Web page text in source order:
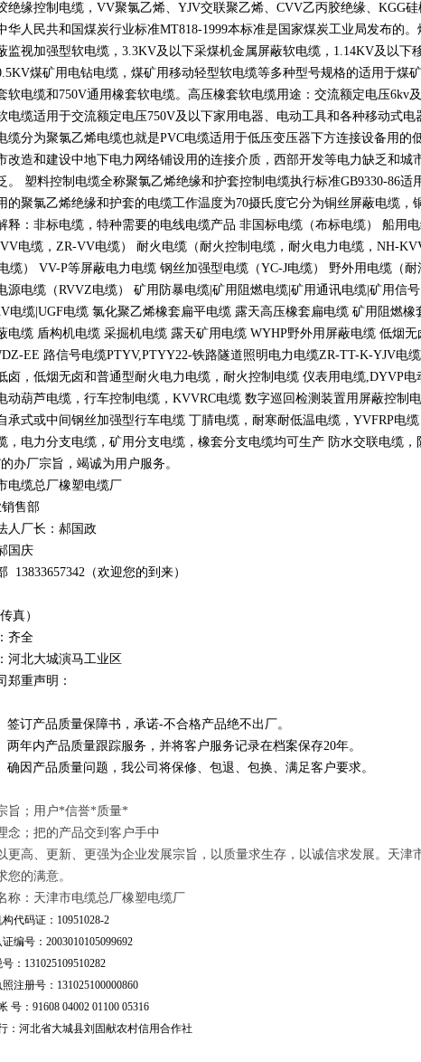
绝缘控制电缆， VV聚氯乙烯、 YJV交联聚乙烯、 CVV乙丙胶绝缘、 KGG硅
华人民共和国煤炭行业标准MT818-1999本标准是国家煤炭工业局发布的
监视加强型软电缆， 3.3KV及以下采煤机金属屏蔽软电缆， 1.14KV及以下
煤矿用电钻电缆，煤矿用移动轻型软电缆等多种型号规格的适用于煤
软电缆和750V通用橡套软电缆。高压橡套软电缆用途：交流额定电压6kv
电缆适用于交流额定电压750V及以下家用电器、电动工具和各种移动式
缆分为聚氯乙烯电缆也就是PVC电缆适用于低压变压器下方连接设备用的
改造和建设中地下电力网络铺设用的连接介质，西部开发等电力缺乏和城
。 塑料控制电缆全称聚氯乙烯绝缘和护套控制电缆执行标准GB9330-86适
的聚氯乙烯绝缘和护套的电缆工作温度为70摄氏度它分为铜丝屏蔽电缆，
释：非标电缆，特种需要的电线电缆产品 非国标电缆（布标电缆） 船用
电缆， ZR-VV电缆） 耐火电缆（耐火控制电缆，耐火电力电缆， NH-
缆） VV-P等屏蔽电力电缆 钢丝加强型电缆（YC-J电缆） 野外用电缆（
源电缆（RVVZ电缆） 矿用防暴电缆 矿用阻燃电缆 矿用通讯电缆 矿用信
电缆 |UGF电缆 氯化聚乙烯橡套扁平电缆 露天高压橡套扁电缆 矿用阻燃橡
电缆 盾构机电缆 采掘机电缆 露天矿用电缆 WYHP野外用屏蔽电缆 低烟
EE 路信号电缆PTYV,PTYY22-铁路隧道照明电力电缆ZR-TT-K-YJV电
卤，低烟无卤和普通型耐火电力电缆，耐火控制电缆 仪表用电缆,DYVP电
动葫芦电缆，行车控制电缆， KVVRC电缆 数字巡回检测装置用屏蔽控制
承式或中间钢丝加强型行车电缆 丁腈电缆，耐寒耐低温电缆， YVFRP电
，电力分支电缆，矿用分支电缆，橡套分支电缆均可生产 防水交联电缆，
的办厂宗旨，竭诚为用户服务。
电缆总厂橡塑电缆厂
售部
人厂长：郝国政
国庆
13833657342 （欢迎您的到来）
真）
齐全
河北大城演马工业区
郑重声明：
订产品质量保障书，承诺-不合格产品绝不出厂。
年内产品质量跟踪服务，并将客户服务记录在档案保存20年。
因产品质量问题，我公司将保修、包退、包换、满足客户要求。
旨；用户*信誉*质量*
念；把的产品交到客户手中
更高、更新、更强为企业发展宗旨，以质量求生存，以诚信求发展。天
您的满意。
称：天津市电缆总厂橡塑电缆厂
代码证：10951028-2
编号：2003010105099692
：131025109510282
注册号：131025100000860
号：91608 04002 01100 05316
：河北省大城县刘固献农村信用合作社